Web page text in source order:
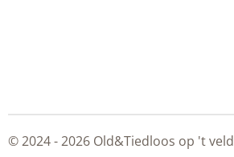
© 2024 - 2026 Old&Tiedloos op 't veld